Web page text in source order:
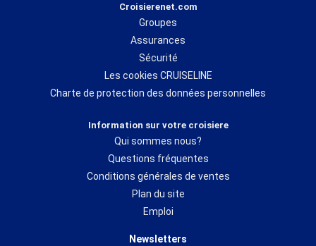
Croisierenet.com
Groupes
Assurances
Sécurité
Les cookies CRUISELINE
Charte de protection des données personnelles
Information sur votre croisiere
Qui sommes nous?
Questions fréquentes
Conditions générales de ventes
Plan du site
Emploi
Newsletters